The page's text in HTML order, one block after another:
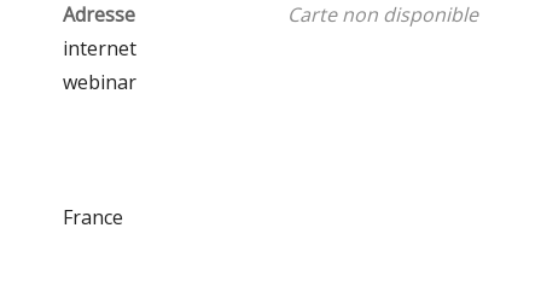
Carte non disponible
Adresse
internet
webinar
France